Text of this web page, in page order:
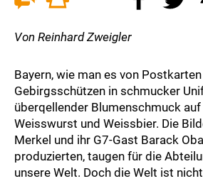
Von Reinhard Zweigler
Bayern, wie man es von
Gebirgsschützen in schmucker
überqellender Blumenschmuck auf
Weisswurst und Weissbier. Die
Merkel und ihr G7-Gast Barack
produzierten, taugen für die
unsere Welt. Doch die Welt ist